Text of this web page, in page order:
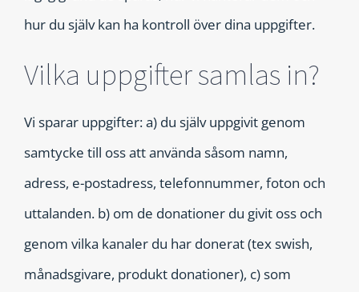
hur du själv kan ha kontroll över dina uppgifter.
Vilka uppgifter samlas in?
Vi sparar uppgifter: a) du själv uppgivit genom
samtycke till oss att använda såsom namn,
adress, e-postadress, telefonnummer, foton och
uttalanden. b) om de donationer du givit oss och
genom vilka kanaler du har donerat (tex swish,
månadsgivare, produkt donationer), c) som